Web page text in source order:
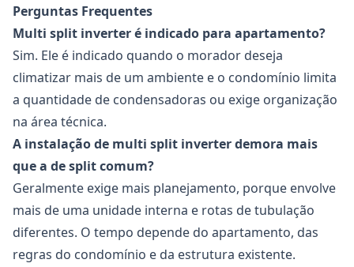
Perguntas Frequentes
Multi split inverter é indicado para apartamento?
Sim. Ele é indicado quando o morador deseja
climatizar mais de um ambiente e o condomínio limita
a quantidade de condensadoras ou exige organização
na área técnica.
A instalação de multi split inverter demora mais
que a de split comum?
Geralmente exige mais planejamento, porque envolve
mais de uma unidade interna e rotas de tubulação
diferentes. O tempo depende do apartamento, das
regras do condomínio e da estrutura existente.